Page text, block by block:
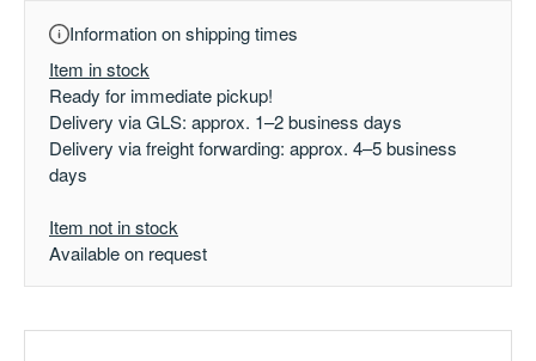
Information on shipping times
Item in stock
Ready for immediate pickup!
Delivery via GLS: approx. 1–2 business days
Delivery via freight forwarding: approx. 4–5 business
days
Item not in stock
Available on request